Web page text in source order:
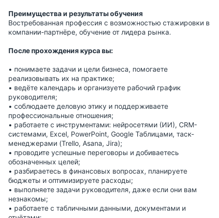
Преимущества и результаты обучения
Востребованная профессия с возможностью стажировки в
компании-партнёре, обучение от лидера рынка.
После прохождения курса вы:
• понимаете задачи и цели бизнеса, помогаете
реализовывать их на практике;
• ведёте календарь и организуете рабочий график
руководителя;
• соблюдаете деловую этику и поддерживаете
профессиональные отношения;
• работаете с инструментами: нейросетями (ИИ), CRM-
системами, Excel, PowerPoint, Google Таблицами, таск-
менеджерами (Trello, Asana, Jira);
• проводите успешные переговоры и добиваетесь
обозначенных целей;
• разбираетесь в финансовых вопросах, планируете
бюджеты и оптимизируете расходы;
• выполняете задачи руководителя, даже если они вам
незнакомы;
• работаете с табличными данными, документами и